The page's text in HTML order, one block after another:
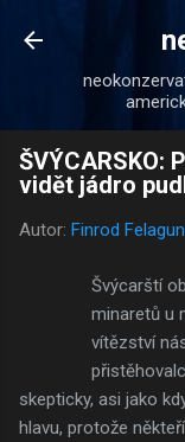
ŠVÝCARSKO:
vidět jádro
Autor: Finrod
Švýcarští
minaretů u
vítězství
skepticky, asi jako
hlavu, protože